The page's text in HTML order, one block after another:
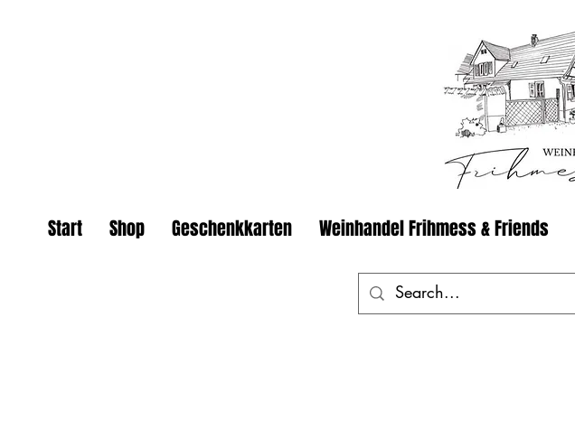
Start Shop Geschenkkarten Weinhandel Frihmess & Friends